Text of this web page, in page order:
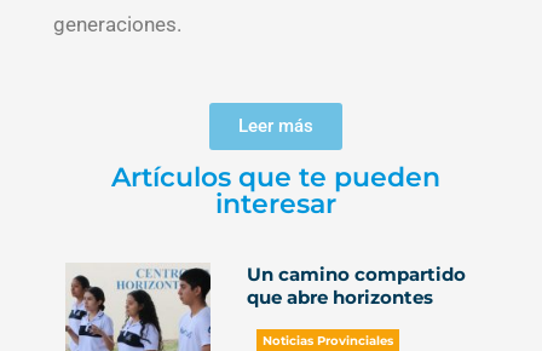
generaciones.
Leer más
Artículos que te pueden
interesar
Un camino compartido
que abre horizontes
Noticias Provinciales